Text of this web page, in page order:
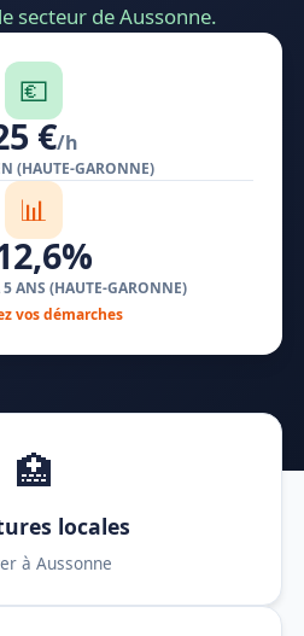
secteur de Aussonne.
💶
€/h
(HAUTE-GARONNE)
📊
ANS (HAUTE-GARONNE)
vos démarches
🏥
locales
à Aussonne